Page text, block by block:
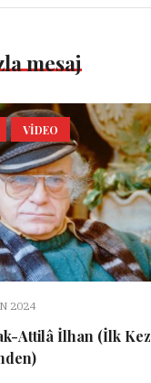
mesaj
VIDEO
2024
Attilâ İlhan (İlk Kez